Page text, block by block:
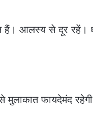
हैं। आलस्य से दूर रहें।
मुलाकात फायदेमंद